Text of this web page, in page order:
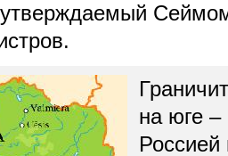
утверждаемый
на юге –
Россией